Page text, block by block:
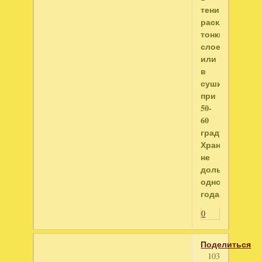
тени,
раскладывая
тонким
слоем,
или
в
сушилке
при
50-
60
градусах.
Хранят
не
дольше
одного
года.
0
Поделиться
103